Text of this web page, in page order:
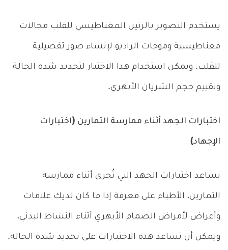
يستخدم التصوير بالرنين المغناطيسي للقلب مجالات
مغناطيسية وموجات الراديو لإنشاء صور تفصيلية
للقلب. ويمكن استخدام هذا الاختبار لتحديد شدة الحالة
وتقييم حجم الشريان الأبهري.
اختبارات الجهد أثناء ممارسة التمارين (اختبارات
الإجهاد)
تساعد اختبارات الجهد التي تُجرى أثناء ممارسة
التمارين، الأطباء على معرفة إذا ما كان لديك علامات
وأعراض لأمراض الصمام الأبهري أثناء النشاط البدني،
ويمكن أن تساعد هذه الاختبارات على تحديد شدة الحالة.